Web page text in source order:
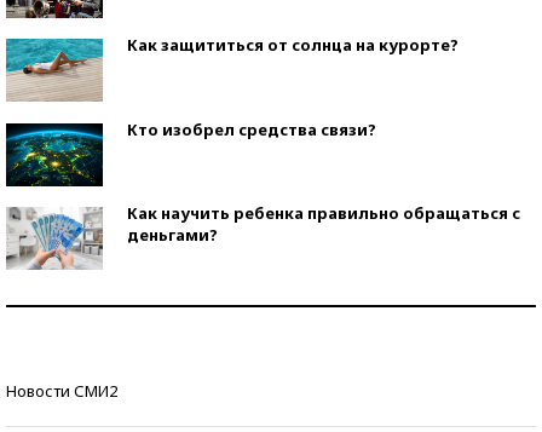
Как защититься от солнца на курорте?
Кто изобрел средства связи?
Как научить ребенка правильно обращаться с
деньгами?
Новости СМИ2